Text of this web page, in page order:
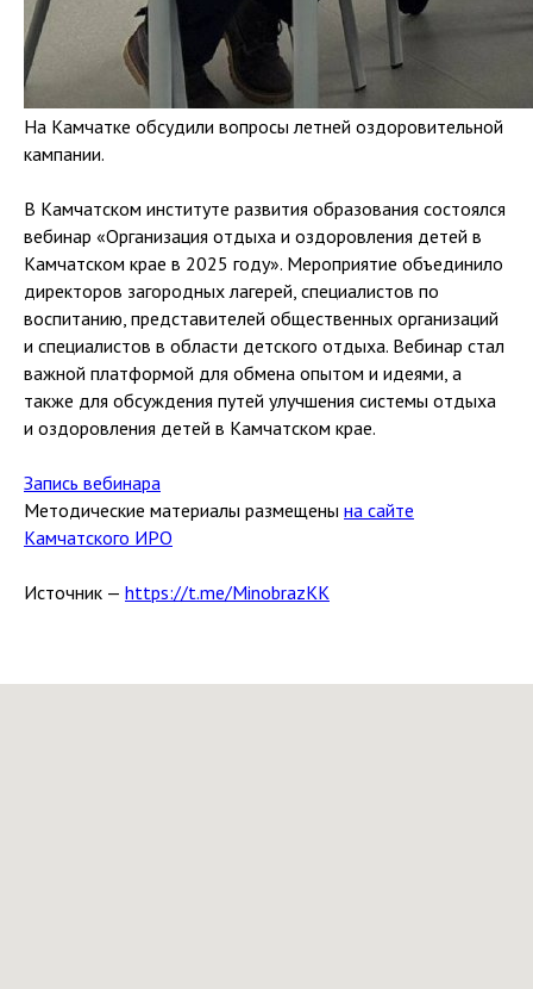
На Камчатке обсудили вопросы летней оздоровительной
кампании.
В Камчатском институте развития образования состоялся
вебинар «Организация отдыха и оздоровления детей в
Камчатском крае в 2025 году». Мероприятие объединило
директоров загородных лагерей, специалистов по
воспитанию, представителей общественных организаций
и специалистов в области детского отдыха. Вебинар стал
важной платформой для обмена опытом и идеями, а
также для обсуждения путей улучшения системы отдыха
и оздоровления детей в Камчатском крае.
Запись вебинара
Методические материалы размещены на сайте
Камчатского ИРО
Источник — https://t.me/MinobrazKK